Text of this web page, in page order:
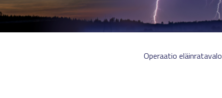
Operaatio eläinratavalo